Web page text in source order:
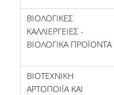
ΒΙΟΛΟΓΙΚΕΣ
ΚΑΛΛΙΕΡΓΕΙΕΣ -
ΒΙΟΛΟΓΙΚΑ ΠΡΟΪΟΝΤΑ
ΒΙΟΤΕΧΝΙΚΗ
ΑΡΤΟΠΟΙΪΑ ΚΑΙ